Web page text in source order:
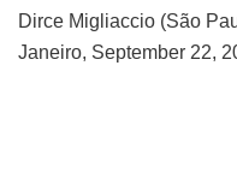
Dirce Migliaccio (São
Janeiro, September 22,